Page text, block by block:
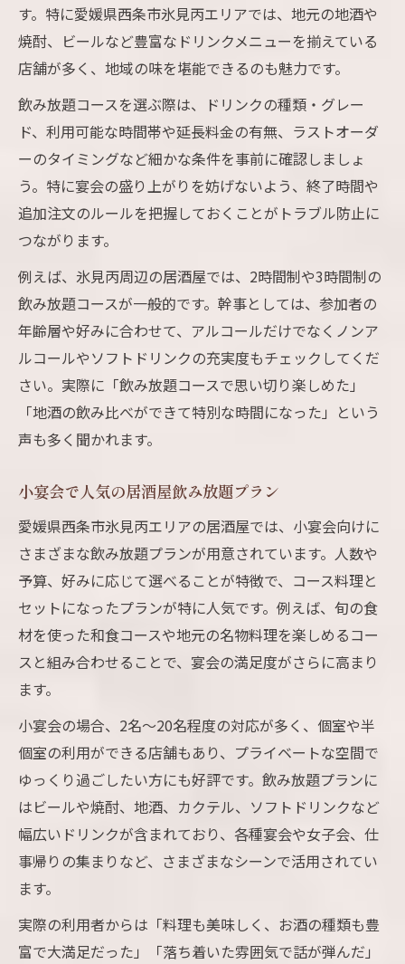
す。特に愛媛県西条市氷見丙エリアでは、地元の地酒や
焼酎、ビールなど豊富なドリンクメニューを揃えている
店舗が多く、地域の味を堪能できるのも魅力です。
飲み放題コースを選ぶ際は、ドリンクの種類・グレー
ド、利用可能な時間帯や延長料金の有無、ラストオーダ
ーのタイミングなど細かな条件を事前に確認しましょ
う。特に宴会の盛り上がりを妨げないよう、終了時間や
追加注文のルールを把握しておくことがトラブル防止に
つながります。
例えば、氷見丙周辺の居酒屋では、2時間制や3時間制の
飲み放題コースが一般的です。幹事としては、参加者の
年齢層や好みに合わせて、アルコールだけでなくノンア
ルコールやソフトドリンクの充実度もチェックしてくだ
さい。実際に「飲み放題コースで思い切り楽しめた」
「地酒の飲み比べができて特別な時間になった」という
声も多く聞かれます。
小宴会で人気の居酒屋飲み放題プラン
愛媛県西条市氷見丙エリアの居酒屋では、小宴会向けに
さまざまな飲み放題プランが用意されています。人数や
予算、好みに応じて選べることが特徴で、コース料理と
セットになったプランが特に人気です。例えば、旬の食
材を使った和食コースや地元の名物料理を楽しめるコー
スと組み合わせることで、宴会の満足度がさらに高まり
ます。
小宴会の場合、2名〜20名程度の対応が多く、個室や半
個室の利用ができる店舗もあり、プライベートな空間で
ゆっくり過ごしたい方にも好評です。飲み放題プランに
はビールや焼酎、地酒、カクテル、ソフトドリンクなど
幅広いドリンクが含まれており、各種宴会や女子会、仕
事帰りの集まりなど、さまざまなシーンで活用されてい
ます。
実際の利用者からは「料理も美味しく、お酒の種類も豊
富で大満足だった」「落ち着いた雰囲気で話が弾んだ」